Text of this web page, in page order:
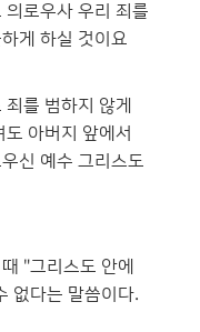
로우사 우리 죄를
게 하실 것이요
를 범하지 않게
아버지 앞에서
신 예수 그리스도
"그리스도 안에
없다는 말씀이다.